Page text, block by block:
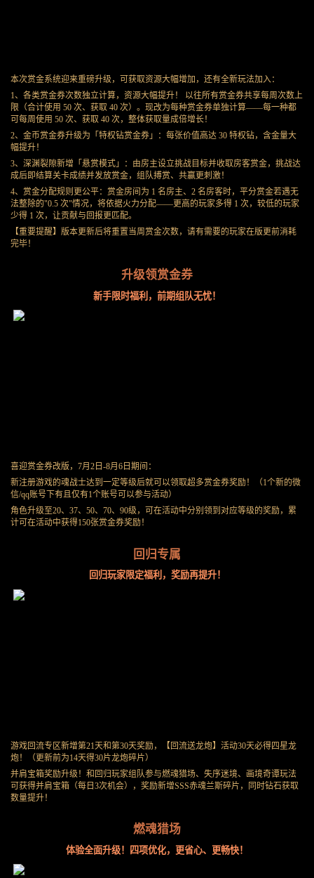
本次赏金系统迎来重磅升级，可获取资源大幅增加，还有全新玩法加入：
1、各类赏金券次数独立计算，资源大幅提升！ 以往所有赏金券共享每周次数上
限（合计使用 50 次、获取 40 次）。现改为每种赏金券单独计算——每一种都
可每周使用 50 次、获取 40 次，整体获取量成倍增长！
2、金币赏金券升级为「特权钻赏金券」：每张价值高达 30 特权钻，含金量大
幅提升！
3、深渊裂隙新增「悬赏模式」：由房主设立挑战目标并收取房客赏金，挑战达
成后即结算关卡成绩并发放赏金，组队搏赏、共赢更刺激！
4、赏金分配规则更公平：赏金房间为 1 名房主、2 名房客时，平分赏金若遇无
法整除的"0.5 次"情况，将依据火力分配——更高的玩家多得 1 次，较低的玩家
少得 1 次，让贡献与回报更匹配。
【重要提醒】版本更新后将重置当周赏金次数，请有需要的玩家在版更前消耗
完毕！
升级领赏金券
新手限时福利，前期组队无忧！
喜迎赏金券改版，7月2日-8月6日期间：
新注册游戏的魂战士达到一定等级后就可以领取超多赏金券奖励！（1个新的微
信/qq账号下有且仅有1个账号可以参与活动）
角色升级至20、37、50、70、90级，可在活动中分别领到对应等级的奖励，累
计可在活动中获得150张赏金券奖励！
回归专属
回归玩家限定福利，奖励再提升！
游戏回流专区新增第21天和第30天奖励，【回流送龙炮】活动30天必得四星龙
炮！（更新前为14天得30片龙炮碎片）
并肩宝箱奖励升级！和回归玩家组队参与燃魂猎场、失序迷境、画境奇谭玩法
可获得并肩宝箱（每日3次机会），奖励新增SSS赤魂兰斯碎片，同时钻石获取
数量提升！
燃魂猎场
体验全面升级！四项优化，更省心、更畅快！